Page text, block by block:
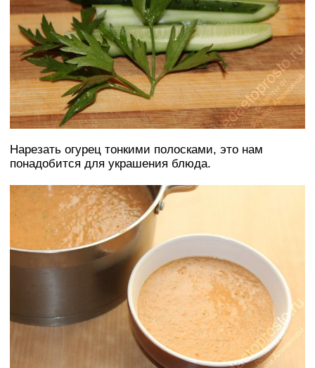
Нарезать огурец тонкими полосками, это нам
понадобится для украшения блюда.